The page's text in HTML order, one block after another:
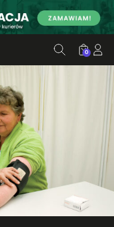
0
Flickr.com